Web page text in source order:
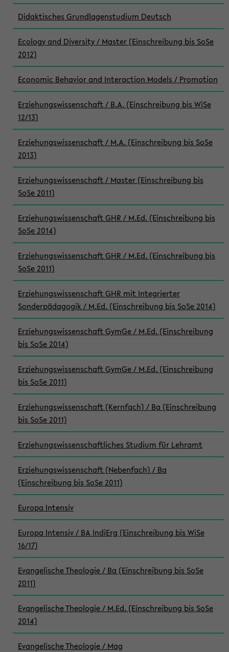
Didaktisches Grundlagenstudium Deutsch
Ecology and Diversity / Master (Einschreibung bis SoSe
2012)
Economic Behavior and Interaction Models / Promotion
Erziehungswissenschaft / B.A. (Einschreibung bis WiSe
12/13)
Erziehungswissenschaft / M.A. (Einschreibung bis SoSe
2013)
Erziehungswissenschaft / Master (Einschreibung bis
SoSe 2011)
Erziehungswissenschaft GHR / M.Ed. (Einschreibung bis
SoSe 2014)
Erziehungswissenschaft GHR / M.Ed. (Einschreibung bis
SoSe 2011)
Erziehungswissenschaft GHR mit Integrierter
Sonderpädagogik / M.Ed. (Einschreibung bis SoSe 2014)
Erziehungswissenschaft GymGe / M.Ed. (Einschreibung
bis SoSe 2014)
Erziehungswissenschaft GymGe / M.Ed. (Einschreibung
bis SoSe 2011)
Erziehungswissenschaft (Kernfach) / Ba (Einschreibung
bis SoSe 2011)
Erziehungswissenschaftliches Studium für Lehramt
Erziehungswissenschaft (Nebenfach) / Ba
(Einschreibung bis SoSe 2011)
Europa Intensiv
Europa Intensiv / BA IndiErg (Einschreibung bis WiSe
16/17)
Evangelische Theologie / Ba (Einschreibung bis SoSe
2011)
Evangelische Theologie / M.Ed. (Einschreibung bis SoSe
2014)
Evangelische Theologie / Mag